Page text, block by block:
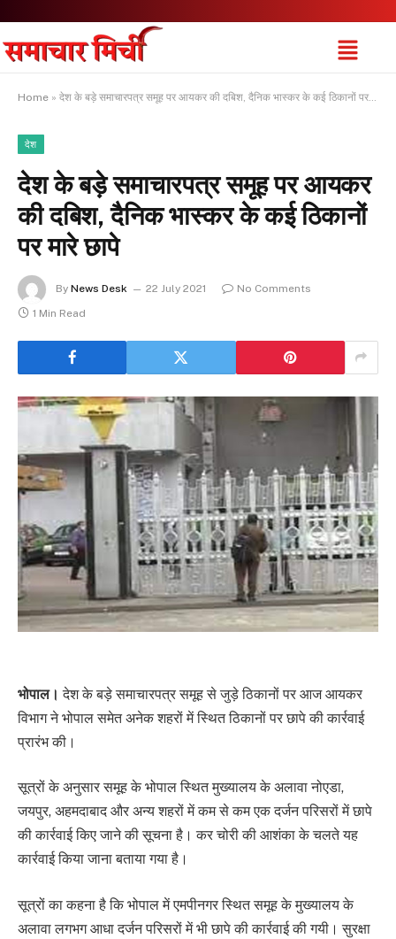
Home » देश के बड़े समाचारपत्र समूह पर आयकर की दबिश, दैनिक भास्कर के कई ठिकानों पर मारे छापे
देश
देश के बड़े समाचारपत्र समूह पर आयकर
की दबिश, दैनिक भास्कर के कई ठिकानों
पर मारे छापे
By News Desk 22 July 2021
No Comments
1 Min Read
भोपाल। देश के बड़े समाचारपत्र समूह से जुड़े ठिकानों पर आज आयकर
विभाग ने भोपाल समेत अनेक शहरों में स्थित ठिकानों पर छापे की कार्रवाई
प्रारंभ की।
सूत्रों के अनुसार समूह के भोपाल स्थित मुख्यालय के अलावा नोएडा,
जयपुर, अहमदाबाद और अन्य शहरों में कम से कम एक दर्जन परिसरों में छापे
की कार्रवाई किए जाने की सूचना है। कर चोरी की आशंका के चलते यह
कार्रवाई किया जाना बताया गया है।
सूत्रों का कहना है कि भोपाल में एमपीनगर स्थित समूह के मुख्यालय के
अलावा लगभग आधा दर्जन परिसरों में भी छापे की कार्रवाई की गयी। सुरक्षा